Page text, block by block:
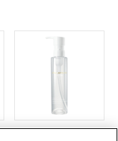
シュウ ウエムラ